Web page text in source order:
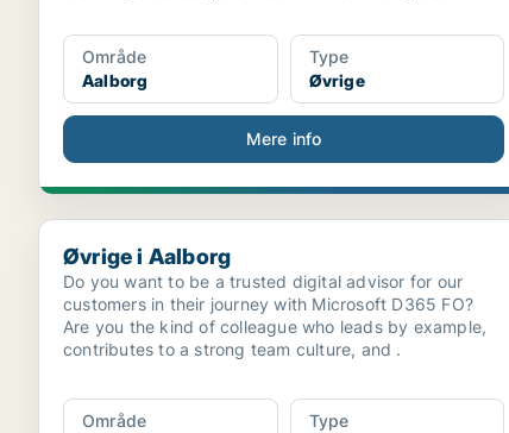
Område
Aalborg
Type
Øvrige
Mere info
Øvrige i Aalborg
Øvrige i Aalborg
Do you want to be a trusted digital advisor for our
customers in their journey with Microsoft D365 FO?
Are you the kind of colleague who leads by example,
contributes to a strong team culture, and .
Område
Type